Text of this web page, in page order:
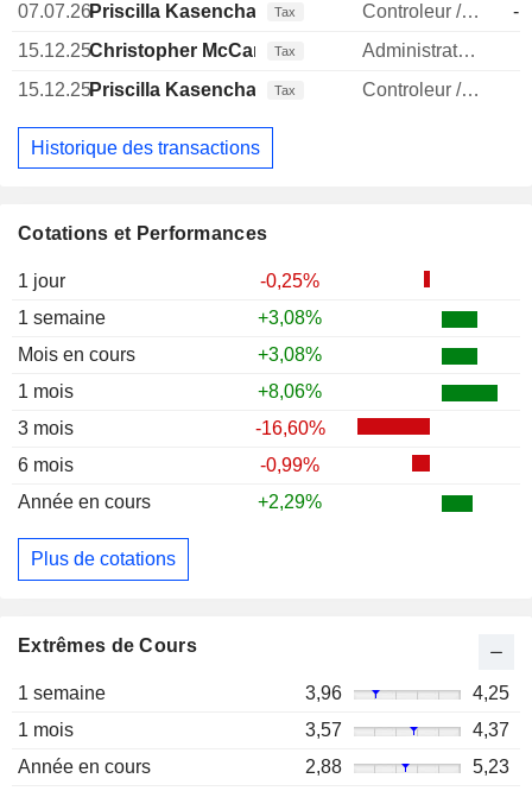
Cotations et Performances
1 jour
-0,25%
1 semaine
+3,08%
Mois en cours
+3,08%
1 mois
+8,06%
3 mois
-16,60%
6 mois
-0,99%
Année en cours
+2,29%
Plus de cotations
Extrêmes de Cours
1 semaine 3,96
4,25
1 mois
3,57
4,37
Année en cours
2,88
5,23
07.07.26Priscilla Kasenchak Tax Controleur / auditeur
-
15.12.25Christopher McCannTax Administrateur
15.12.25Priscilla Kasenchak Tax Controleur / auditeur
Historique des transactions